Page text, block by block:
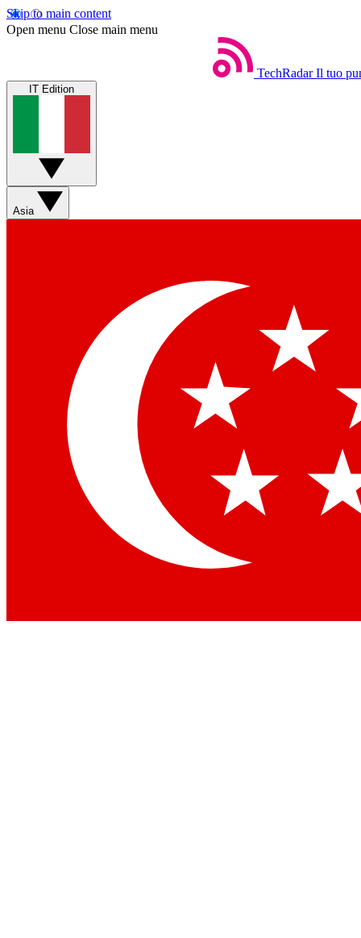
Skip to main content
Open menu Close main menu
TechRadar Il tuo
IT Edition
Asia